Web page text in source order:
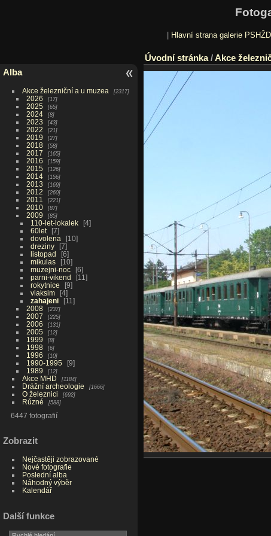
Hlavní strana galerie PSHŽD
Alba
Akce železniční a u muzea 2317
2026 17
2025 65
2024 8
2023 43
2022 21
2019 27
2018 58
2017 165
2016 159
2015 126
2014 156
2013 169
2012 260
2011 221
2010 87
2009 85
110-let-lokalek
4
60let
7
dovolena
10
dreziny
7
listopad
6
mikulas
10
muzejni-noc
6
parni-vikend
11
rokytnice
9
vlaksim
4
zahajeni
11
2008
237
2007 225
2006 131
2005 12
1999 8
1998 6
1996 10
1990-1995
9
1989
12
Akce MHD 1184
Drážní archeologie 1666
O železnici 692
Různé 588
6447 fotografií
Zobrazit
Nejčastěji zobrazované
Nové fotografie
Poslední alba
Náhodný výběr
Kalendář
Další funkce
Úvodní stránka/Akce